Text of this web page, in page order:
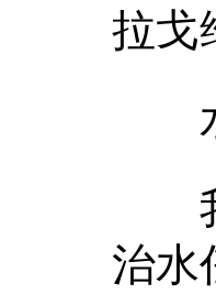
拉戈
水
我
治水